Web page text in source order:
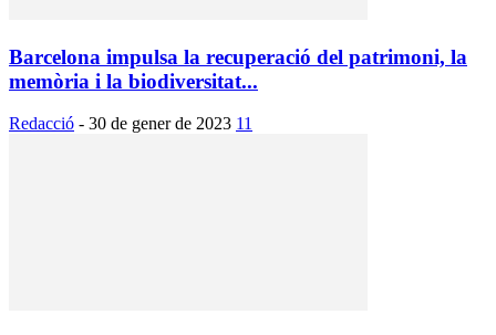
Barcelona impulsa la recuperació del patrimoni, la
memòria i la biodiversitat...
Redacció - 30 de gener de 2023 11